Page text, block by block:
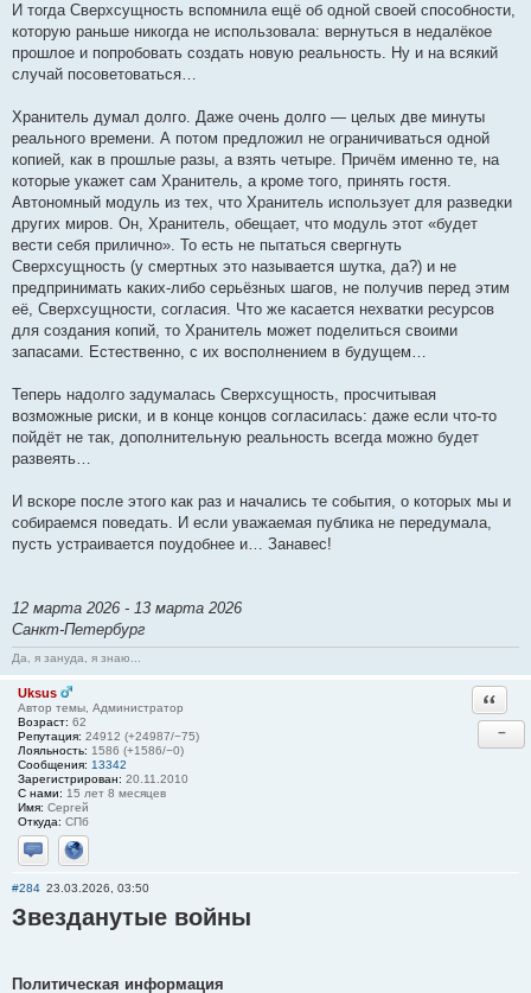
И тогда Сверхсущность вспомнила ещё об одной своей способности,
которую раньше никогда не использовала: вернуться в недалёкое
прошлое и попробовать создать новую реальность. Ну и на всякий
случай посоветоваться…
Хранитель думал долго. Даже очень долго — целых две минуты
реального времени. А потом предложил не ограничиваться одной
копией, как в прошлые разы, а взять четыре. Причём именно те, на
которые укажет сам Хранитель, а кроме того, принять гостя.
Автономный модуль из тех, что Хранитель использует для разведки
других миров. Он, Хранитель, обещает, что модуль этот «будет
вести себя прилично». То есть не пытаться свергнуть
Сверхсущность (у смертных это называется шутка, да?) и не
предпринимать каких-либо серьёзных шагов, не получив перед этим
её, Сверхсущности, согласия. Что же касается нехватки ресурсов
для создания копий, то Хранитель может поделиться своими
запасами. Естественно, с их восполнением в будущем…
Теперь надолго задумалась Сверхсущность, просчитывая
возможные риски, и в конце концов согласилась: даже если что-то
пойдёт не так, дополнительную реальность всегда можно будет
развеять…
И вскоре после этого как раз и начались те события, о которых мы и
собираемся поведать. И если уважаемая публика не передумала,
пусть устраивается поудобнее и… Занавес!
12 марта 2026 - 13 марта 2026
Санкт-Петербург
Да, я зануда, я знаю...
Uksus
Автор темы, Администратор
Возраст: 62
Репутация: 24912 (+24987/−75)
Лояльность: 1586 (+1586/−0)
Сообщения: 13342
Зарегистрирован: 20.11.2010
С нами: 15 лет 8 месяцев
Имя: Сергей
Откуда: СПб
Отправить личное сообщение
Сайт
−
#284 23.03.2026, 03:50
Звезданутые войны
Политическая информация